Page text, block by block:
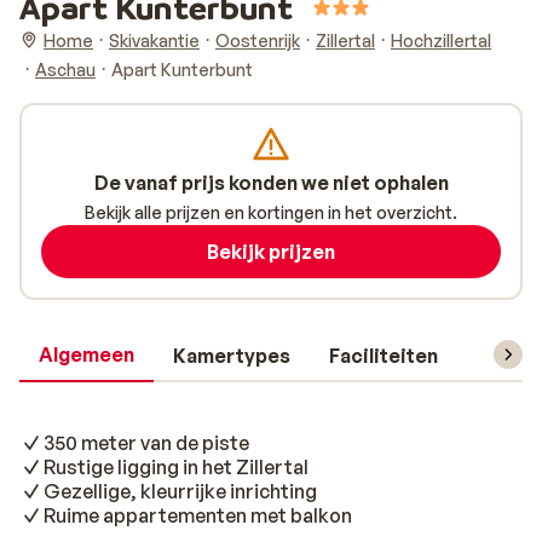
Home Skivakantie Oostenrijk Zillertal
Hochzillertal
Aschau
Apart Kunterbunt
Algemeen Kamertypes Faciliteiten
350 meter van de piste
Rustige ligging in het Zillertal
Gezellige, kleurrijke inrichting
Ruime appartementen met balkon
De vanaf prijs konden we niet ophalen
Bekijk alle prijzen en kortingen in het overzicht.
Bekijk prijzen